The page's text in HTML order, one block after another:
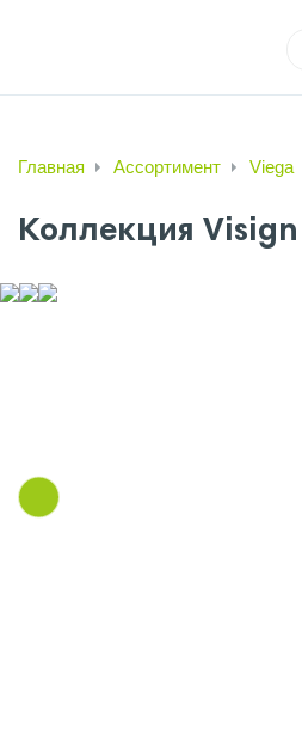
Главная Ассортимент Viega
Коллекция